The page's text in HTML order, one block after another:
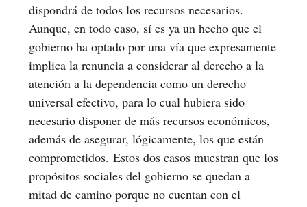
dispondrá de todos los recursos necesarios.
Aunque, en todo caso, sí es ya un hecho que el
gobierno ha optado por una vía que expresamente
implica la renuncia a considerar al derecho a la
atención a la dependencia como un derecho
universal efectivo, para lo cual hubiera sido
necesario disponer de más recursos económicos,
además de asegurar, lógicamente, los que están
comprometidos. Estos dos casos muestran que los
propósitos sociales del gobierno se quedan a
mitad de camino porque no cuentan con el